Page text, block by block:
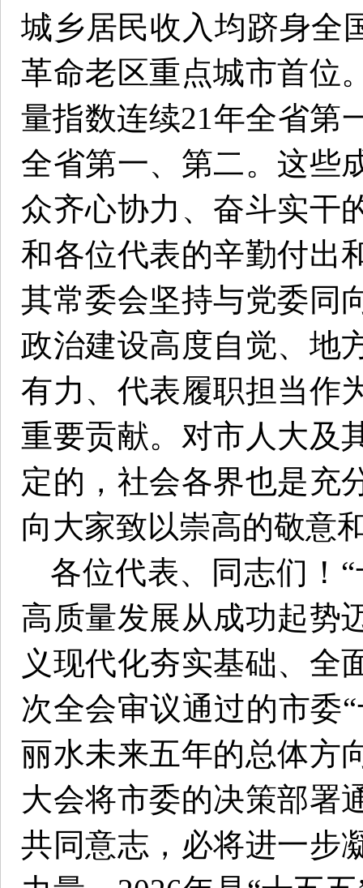
城乡居民收入均跻身全
革命老区重点城市首位
量指数连续21年全省第
全省第一、第二。这些
众齐心协力、奋斗实干
和各位代表的辛勤付出
其常委会坚持与党委同
政治建设高度自觉、地
有力、代表履职担当作
重要贡献。对市人大及
定的，社会各界也是充
向大家致以崇高的敬意
各位代表、同志们！
高质量发展从成功起势
义现代化夯实基础、全
次全会审议通过的市委
丽水未来五年的总体方
大会将市委的决策部署
共同意志，必将进一步